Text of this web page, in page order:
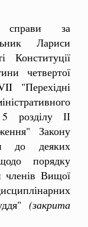
справи за
Лариси
Конституції
четвертої
"Перехідні
розділу ІІ
Закону
до деяких
порядку
членів Вищої
(закрита